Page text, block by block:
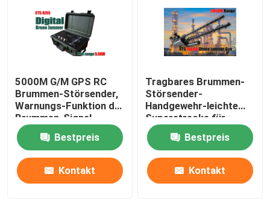
5000M G/M GPS RC
Brummen-Störsender,
Warnungs-Funktion der
Brummen-Signal-
Verwürfelungsvorrichtungs-
schwachen Batterie
Bestpreis
Kontakt
Tragbares Brummen-
Störsender-
Handgewehr-leichte
Superstrecke für
Militär
Bestpreis
Kontakt